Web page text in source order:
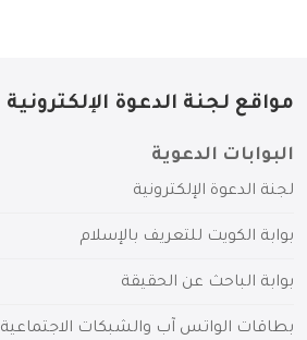
مواقع لجنة الدعوة الإلكترونية
البوابات الدعوية
لجنة الدعوة الإلكترونية
بوابة الكويت للتعريف بالإسلام
بوابة الباحث عن الحقيقة
بطاقات الواتس آب والشبكات الاجتماعية